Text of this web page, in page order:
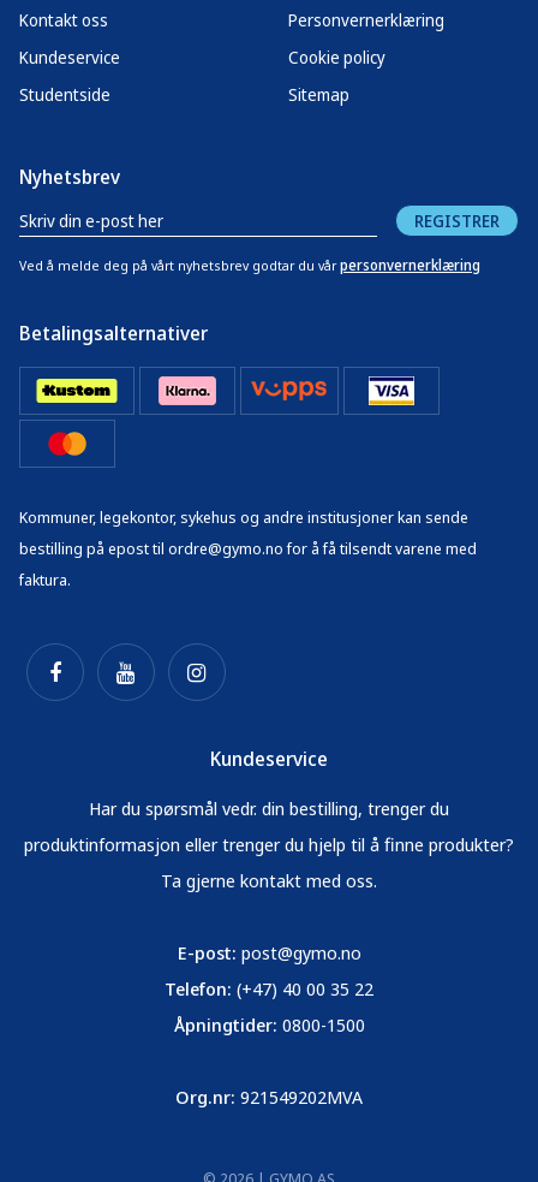
Kontakt oss
Kundeservice
Studentside
Personvernerklæring
Cookie policy
Sitemap
Nyhetsbrev
REGISTRER
Ved å melde deg på vårt nyhetsbrev godtar du vår personvernerklæring
Betalingsalternativer
Kommuner, legekontor, sykehus og andre institusjoner kan sende
bestilling på epost til ordre@gymo.no for å få tilsendt varene med
faktura.
Kundeservice
Har du spørsmål vedr. din bestilling, trenger du
produktinformasjon eller trenger du hjelp til å finne produkter?
Ta gjerne kontakt med oss.
E-post: post@gymo.no
Telefon: (+47) 40 00 35 22
Åpningtider: 0800-1500
Org.nr: 921549202MVA